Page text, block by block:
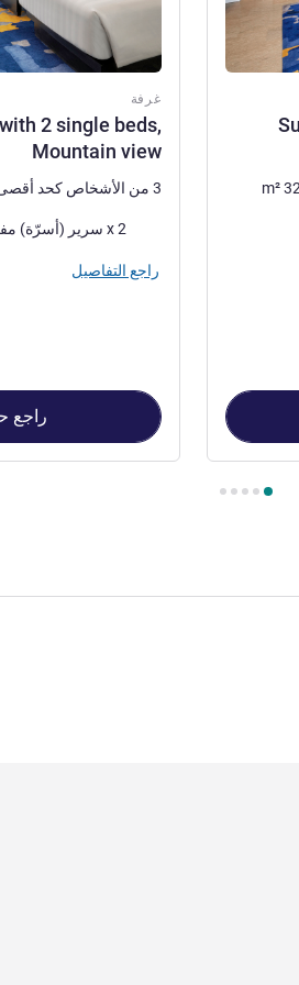
m²32
غرفة
2 single beds,
Mountain view
3 من الأشخاص كحد أقصى
فرش السرير
2 x سرير (أسرّة) مفرد
راجع التفاصيل
راجع